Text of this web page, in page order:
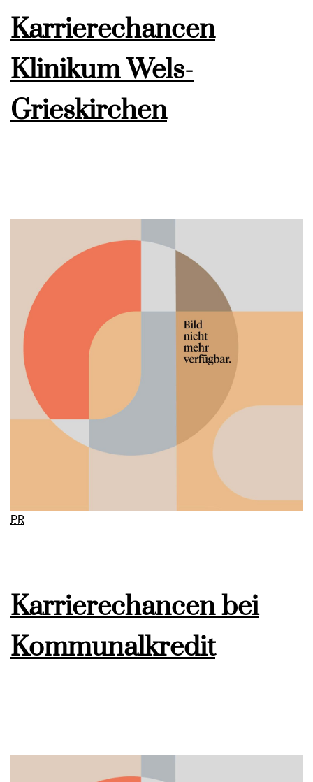
Karrierechancen
Klinikum Wels-
Grieskirchen
PR
Karrierechancen bei
Kommunalkredit